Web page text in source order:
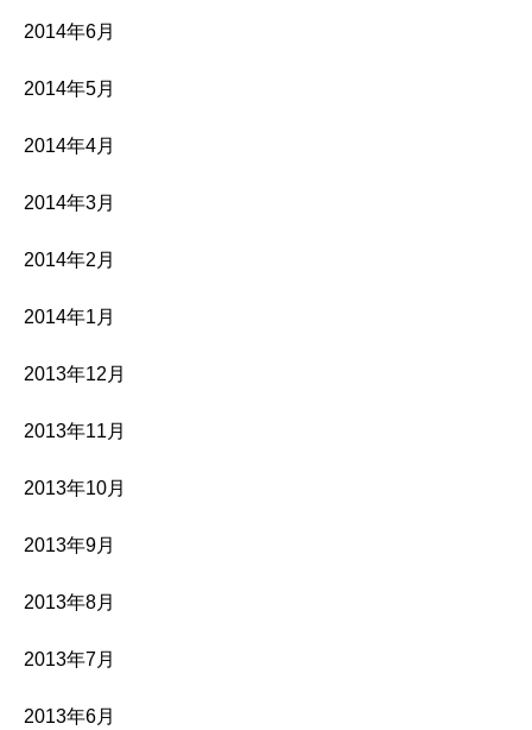
2014年6月
2014年5月
2014年4月
2014年3月
2014年2月
2014年1月
2013年12月
2013年11月
2013年10月
2013年9月
2013年8月
2013年7月
2013年6月